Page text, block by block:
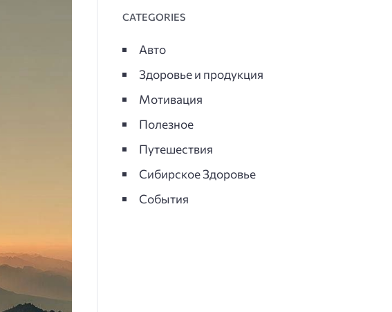
CATEGORIES
Авто
Здоровье и продукция
Мотивация
Полезное
Путешествия
Сибирское Здоровье
События